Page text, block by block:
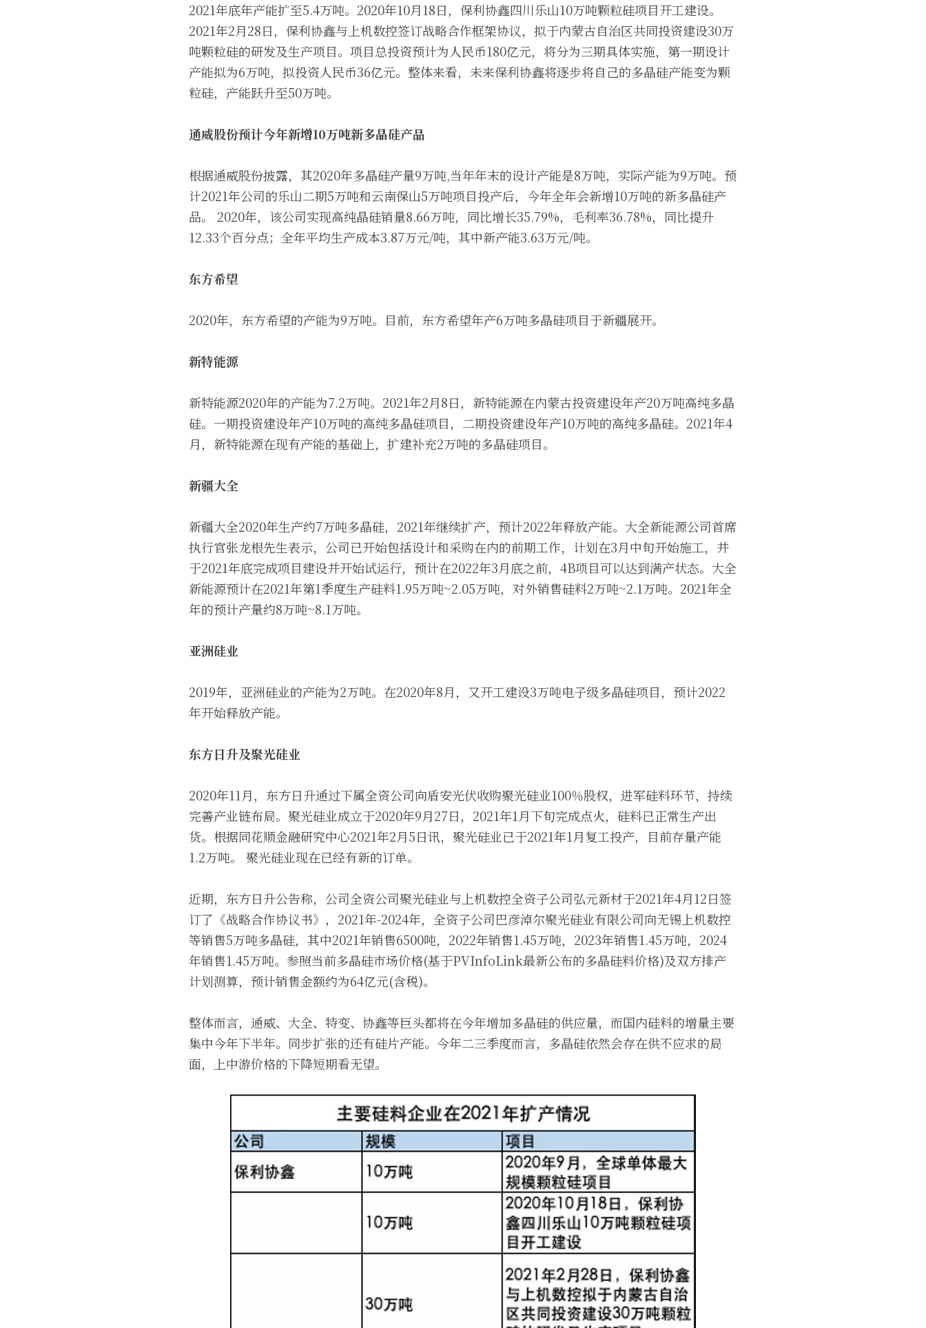
2021年底年产能扩至5.4万吨。2020年10月18日，保利协鑫四川乐山10万吨颗粒硅项目开工建设。
2021年2月28日，保利协鑫与上机数控签订战略合作框架协议，拟于内蒙古自治区共同投资建设30万
吨颗粒硅的研发及生产项目。项目总投资预计为人民币180亿元，将分为三期具体实施，第一期设计
产能拟为6万吨，拟投资人民币36亿元。整体来看，未来保利协鑫将逐步将自己的多晶硅产能变为颗
粒硅，产能跃升至50万吨。
通威股份预计今年新增10万吨新多晶硅产品
根据通威股份披露，其2020年多晶硅产量9万吨,当年年末的设计产能是8万吨，实际产能为9万吨。预
计2021年公司的乐山二期5万吨和云南保山5万吨项目投产后，今年全年会新增10万吨的新多晶硅产
品。 2020年，该公司实现高纯晶硅销量8.66万吨，同比增长35.79%，毛利率36.78%，同比提升
12.33个百分点；全年平均生产成本3.87万元/吨，其中新产能3.63万元/吨。
东方希望
2020年，东方希望的产能为9万吨。目前，东方希望年产6万吨多晶硅项目于新疆展开。
新特能源
新特能源2020年的产能为7.2万吨。2021年2月8日，新特能源在内蒙古投资建设年产20万吨高纯多晶
硅。一期投资建设年产10万吨的高纯多晶硅项目，二期投资建设年产10万吨的高纯多晶硅。2021年4
月，新特能源在现有产能的基础上，扩建补充2万吨的多晶硅项目。
新疆大全
新疆大全2020年生产约7万吨多晶硅，2021年继续扩产，预计2022年释放产能。大全新能源公司首席
执行官张龙根先生表示，公司已开始包括设计和采购在内的前期工作，计划在3月中旬开始施工，并
于2021年底完成项目建设并开始试运行，预计在2022年3月底之前，4B项目可以达到满产状态。大全
新能源预计在2021年第1季度生产硅料1.95万吨~2.05万吨，对外销售硅料2万吨~2.1万吨。2021年全
年的预计产量约8万吨~8.1万吨。
亚洲硅业
2019年，亚洲硅业的产能为2万吨。在2020年8月，又开工建设3万吨电子级多晶硅项目，预计2022
年开始释放产能。
东方日升及聚光硅业
2020年11月，东方日升通过下属全资公司向盾安光伏收购聚光硅业100％股权，进军硅料环节，持续
完善产业链布局。聚光硅业成立于2020年9月27日，2021年1月下旬完成点火，硅料已正常生产出
货。根据同花顺金融研究中心2021年2月5日讯，聚光硅业已于2021年1月复工投产，目前存量产能
1.2万吨。 聚光硅业现在已经有新的订单。
近期，东方日升公告称，公司全资公司聚光硅业与上机数控全资子公司弘元新材于2021年4月12日签
订了《战略合作协议书》，2021年-2024年，全资子公司巴彦淖尔聚光硅业有限公司向无锡上机数控
等销售5万吨多晶硅，其中2021年销售6500吨，2022年销售1.45万吨，2023年销售1.45万吨，2024
年销售1.45万吨。参照当前多晶硅市场价格(基于PVInfoLink最新公布的多晶硅料价格)及双方排产
计划测算，预计销售金额约为64亿元(含税)。
整体而言，通威、大全、特变、协鑫等巨头都将在今年增加多晶硅的供应量，而国内硅料的增量主要
集中今年下半年。同步扩张的还有硅片产能。今年二三季度而言，多晶硅依然会存在供不应求的局